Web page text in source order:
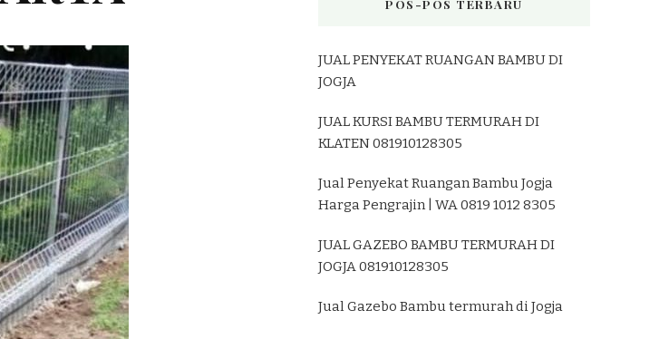
POS-POS TERBARU
JUAL PENYEKAT RUANGAN BAMBU DI
JOGJA
JUAL KURSI BAMBU TERMURAH DI
KLATEN 081910128305
Jual Penyekat Ruangan Bambu Jogja
Harga Pengrajin | WA 0819 1012 8305
JUAL GAZEBO BAMBU TERMURAH DI
JOGJA 081910128305
Jual Gazebo Bambu termurah di Jogja